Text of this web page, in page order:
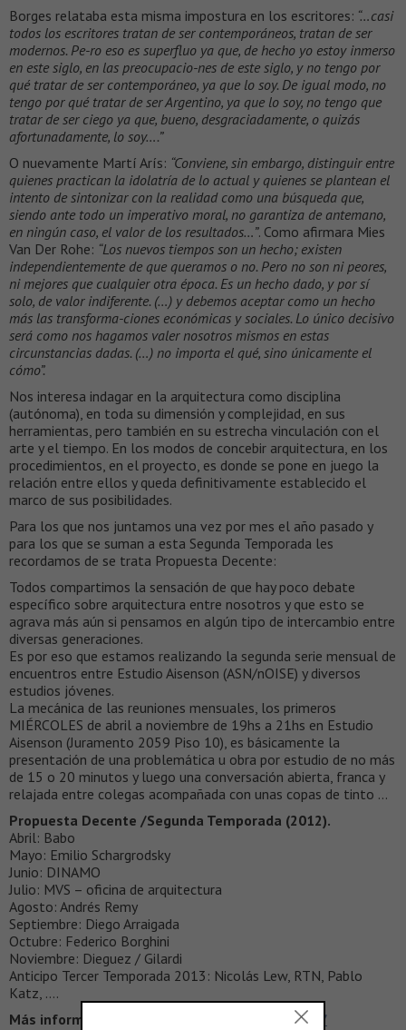
Borges relataba esta misma impostura en los escritores: “…casi
todos los escritores tratan de ser contemporáneos, tratan de ser
modernos. Pe-ro eso es superfluo ya que, de hecho yo estoy inmerso
en este siglo, en las preocupacio-nes de este siglo, y no tengo por
qué tratar de ser contemporáneo, ya que lo soy. De igual modo, no
tengo por qué tratar de ser Argentino, ya que lo soy, no tengo que
tratar de ser ciego ya que, bueno, desgraciadamente, o quizás
afortunadamente, lo soy….”
O nuevamente Martí Arís: “Conviene, sin embargo, distinguir entre
quienes practican la idolatría de lo actual y quienes se plantean el
intento de sintonizar con la realidad como una búsqueda que,
siendo ante todo un imperativo moral, no garantiza de antemano,
en ningún caso, el valor de los resultados…”. Como afirmara Mies
Van Der Rohe: “Los nuevos tiempos son un hecho; existen
independientemente de que queramos o no. Pero no son ni peores,
ni mejores que cualquier otra época. Es un hecho dado, y por sí
solo, de valor indiferente. (…) y debemos aceptar como un hecho
más las transforma-ciones económicas y sociales. Lo único decisivo
será como nos hagamos valer nosotros mismos en estas
circunstancias dadas. (…) no importa el qué, sino únicamente el
cómo”.
Nos interesa indagar en la arquitectura como disciplina
(autónoma), en toda su dimensión y complejidad, en sus
herramientas, pero también en su estrecha vinculación con el
arte y el tiempo. En los modos de concebir arquitectura, en los
procedimientos, en el proyecto, es donde se pone en juego la
relación entre ellos y queda definitivamente establecido el
marco de sus posibilidades.
Para los que nos juntamos una vez por mes el año pasado y
para los que se suman a esta Segunda Temporada les
recordamos de se trata Propuesta Decente:
Todos compartimos la sensación de que hay poco debate
específico sobre arquitectura entre nosotros y que esto se
agrava más aún si pensamos en algún tipo de intercambio entre
diversas generaciones.
Es por eso que estamos realizando la segunda serie mensual de
encuentros entre Estudio Aisenson (ASN/nOISE) y diversos
estudios jóvenes.
La mecánica de las reuniones mensuales, los primeros
MIÉRCOLES de abril a noviembre de 19hs a 21hs en Estudio
Aisenson (Juramento 2059 Piso 10), es básicamente la
presentación de una problemática u obra por estudio de no más
de 15 o 20 minutos y luego una conversación abierta, franca y
relajada entre colegas acompañada con unas copas de tinto …
Propuesta Decente /Segunda Temporada (2012).
Abril: Babo
Mayo: Emilio Schargrodsky
Junio: DINAMO
Julio: MVS – oficina de arquitectura
Agosto: Andrés Remy
Septiembre: Diego Arraigada
Octubre: Federico Borghini
Noviembre: Dieguez / Gilardi
Anticipo Tercer Temporada 2013: Nicolás Lew, RTN, Pablo
Katz, ….
Más información >
http://www.asnnoise.com.ar/